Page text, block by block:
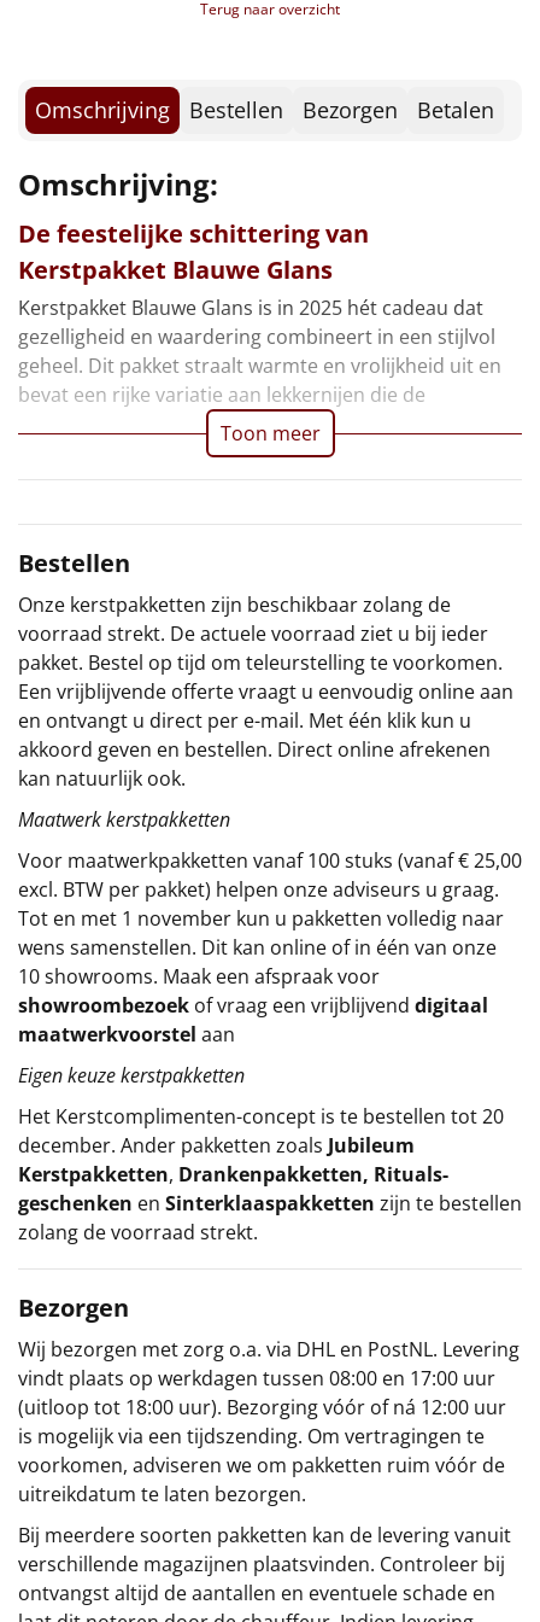
Slowcooker POPULAIR
Noodradio NIEUW
Deken (fleece plaid)
Alle artikelen
Overige
Ideeën
Doe het zelf
Sinterklaaspakketten
Particulier
Kerstgeschenken 2026
Relatiegeschenken
Cadeaubon
Per stuk
Alle overige
Verpakt in een feestelijke kerstdoos
Terug naar overzicht
Omschrijving Bestellen Bezorgen Betalen
Omschrijving:
De feestelijke schittering van
Kerstpakket Blauwe Glans
Kerstpakket Blauwe Glans is in 2025 hét cadeau dat
gezelligheid en waardering combineert in een stijlvol
geheel. Dit pakket straalt warmte en vrolijkheid uit en
bevat een rijke variatie aan lekkernijen die de
Toon meer
Bestellen
Onze kerstpakketten zijn beschikbaar zolang de
voorraad strekt. De actuele voorraad ziet u bij ieder
pakket. Bestel op tijd om teleurstelling te voorkomen.
Een vrijblijvende offerte vraagt u eenvoudig online aan
en ontvangt u direct per e-mail. Met één klik kun u
akkoord geven en bestellen. Direct online afrekenen
kan natuurlijk ook.
Maatwerk kerstpakketten
Voor maatwerkpakketten vanaf 100 stuks (vanaf € 25,00
excl. BTW per pakket) helpen onze adviseurs u graag.
Tot en met 1 november kun u pakketten volledig naar
wens samenstellen. Dit kan online of in één van onze
10 showrooms. Maak een afspraak voor
showroombezoek of vraag een vrijblijvend digitaal
maatwerkvoorstel aan
Eigen keuze kerstpakketten
Het Kerstcomplimenten-concept is te bestellen tot 20
december. Ander pakketten zoals Jubileum
Kerstpakketten, Drankenpakketten, Rituals-
geschenken en Sinterklaaspakketten zijn te bestellen
zolang de voorraad strekt.
Bezorgen
Wij bezorgen met zorg o.a. via DHL en PostNL. Levering
vindt plaats op werkdagen tussen 08:00 en 17:00 uur
(uitloop tot 18:00 uur). Bezorging vóór of ná 12:00 uur
is mogelijk via een tijdszending. Om vertragingen te
voorkomen, adviseren we om pakketten ruim vóór de
uitreikdatum te laten bezorgen.
Bij meerdere soorten pakketten kan de levering vanuit
verschillende magazijnen plaatsvinden. Controleer bij
ontvangst altijd de aantallen en eventuele schade en